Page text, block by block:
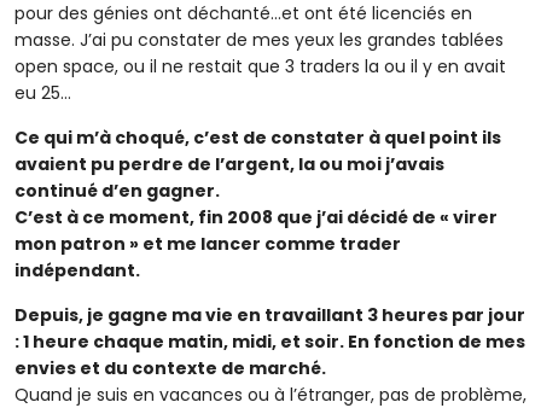
pour des génies ont déchanté…et ont été licenciés en
masse. J’ai pu constater de mes yeux les grandes tablées
open space, ou il ne restait que 3 traders la ou il y en avait
eu 25…
Ce qui m’à choqué, c’est de constater à quel point ils
avaient pu perdre de l’argent, la ou moi j’avais
continué d’en gagner.
C’est à ce moment, fin 2008 que j’ai décidé de « virer
mon patron » et me lancer comme trader
indépendant.
Depuis, je gagne ma vie en travaillant 3 heures par jour
: 1 heure chaque matin, midi, et soir. En fonction de mes
envies et du contexte de marché.
Quand je suis en vacances ou à l’étranger, pas de problème,